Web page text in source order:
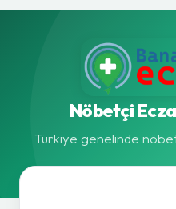
Nöbetçi
Türkiye genelinde